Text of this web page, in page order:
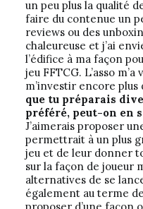
un peu plus la qualité
faire du contenue un
reviews ou des
chaleureuse et j’ai
l’édifice à ma façon
jeu FFTCG. L’asso
m’investir encore plus
que tu préparais
préféré, peut-on en
J’aimerais proposer
permettrait à un plus
jeu et de leur donner
sur la façon de joueur
alternatives de se
également au terme